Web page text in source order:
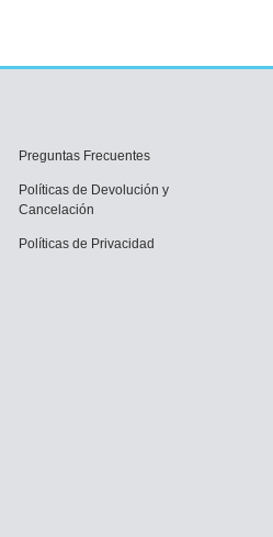
Preguntas Frecuentes
Políticas de Devolución y
Cancelación
Políticas de Privacidad